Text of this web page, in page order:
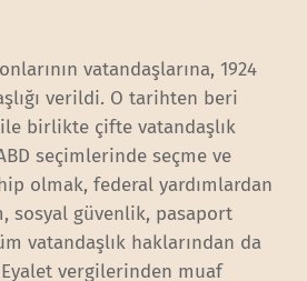
vatandaşlarına, 1924
verildi. O tarihten beri
ile birlikte çifte vatandaşlık
seçimlerinde seçme ve
olmak, federal yardımlardan
sosyal güvenlik, pasaport
vatandaşlık haklarından da
vergilerinden muaf